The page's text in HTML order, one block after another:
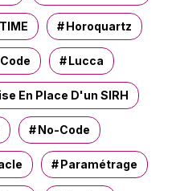
Horoquartz
Lucca
En Place D'un SIRH
No-Code
Paramétrage